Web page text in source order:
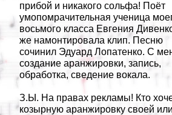
прибой и никакого сольфа! Поёт
умопомрачительная ученица
восьмого класса Евгения
же намонтировала клип. Песню
сочинил Эдуард Лопатенко. С
создание аранжировки, запись,
обработка, сведение вокала.
З.Ы. На правах рекламы! Кто
козырную аранжировку своей